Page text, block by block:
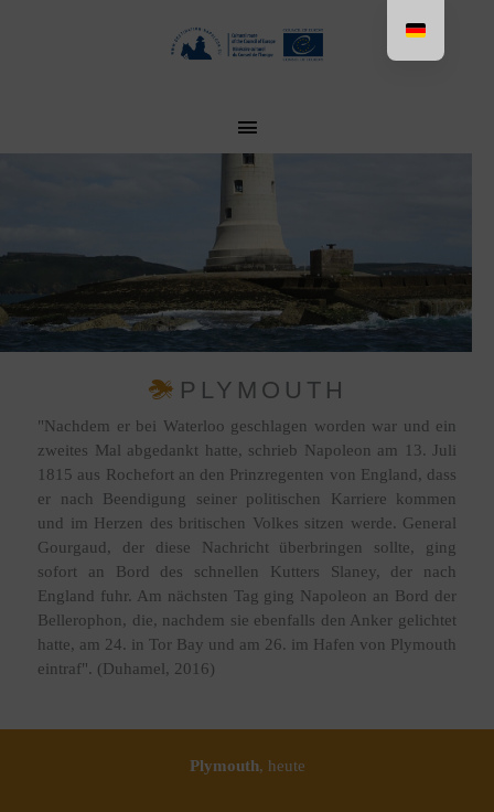
MENU
PRINCIPAL
PLYMOUTH
"Nachdem er bei Waterloo geschlagen worden war und ein
zweites Mal abgedankt hatte, schrieb Napoleon am 13. Juli
1815 aus Rochefort an den Prinzregenten von England, dass
er nach Beendigung seiner politischen Karriere kommen
und im Herzen des britischen Volkes sitzen werde. General
Gourgaud, der diese Nachricht überbringen sollte, ging
sofort an Bord des schnellen Kutters Slaney, der nach
England fuhr. Am nächsten Tag ging Napoleon an Bord der
Bellerophon, die, nachdem sie ebenfalls den Anker gelichtet
hatte, am 24. in Tor Bay und am 26. im Hafen von Plymouth
eintraf". (Duhamel, 2016)
Plymouth, heute